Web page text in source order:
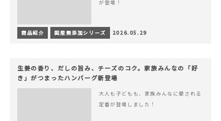
が登場！
商品紹介 国産無添加シリーズ 2026.05.29
生姜の香り、だしの旨み、チーズのコク。家族みんなの「好
き」がつまったハンバーグ新登場
大人も子どもも、家族みんなに愛される
定番が登場しました！